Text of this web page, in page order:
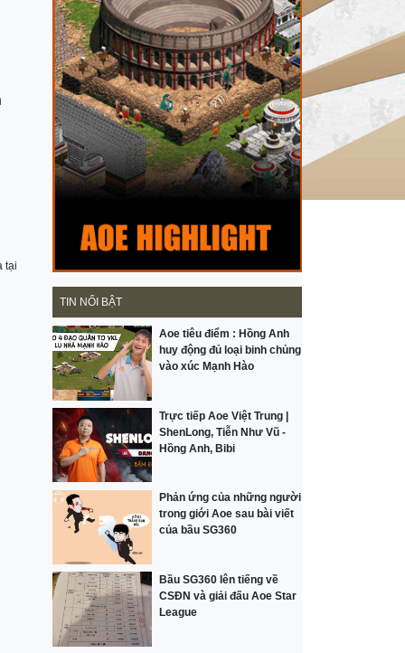
tại
TIN NỔI BẬT
Aoe tiêu điểm : Hồng Anh
huy động đủ loại binh chủng
vào xúc Mạnh Hào
Trực tiếp Aoe Việt Trung |
ShenLong, Tiễn Như Vũ -
Hồng Anh, Bibi
Phản ứng của những người
trong giới Aoe sau bài viết
của bầu SG360
Bầu SG360 lên tiếng về
CSĐN và giải đấu Aoe Star
League